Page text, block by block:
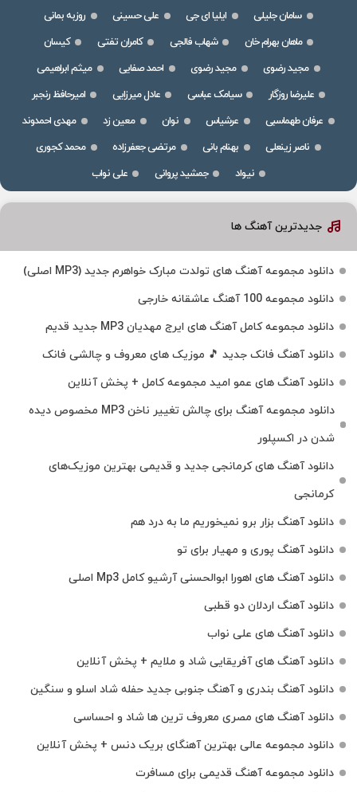
سامان جلیلی ایلیا ای جی علی حسینی
روزبه بمانی
ماهان بهرام خان
شهاب فالجی کامران تفتی
کیسان
مجید رضوی
مجید رضوی احمد صفایی
میثم ابراهیمی
علیرضا روزگار
سیامک عباسی عادل میرزایی
امیرحافظ رنجبر
عرفان طهماسبی
عرشیاس نوان معین زد
مهدی احمدوند
ناصر زینعلی
بهنام بانی مرتضی جعفرزاده
محمد کجوری
نیواد
جمشید پروانی علی نواب
جدیدترین آهنگ ها
دانلود مجموعه آهنگ های تولدت مبارک خواهرم جدید (MP3 اصلی)
دانلود مجموعه 100 آهنگ عاشقانه خارجی
دانلود مجموعه کامل آهنگ های ایرج مهدیان MP3 جدید قدیم
دانلود آهنگ فانک جدید 🎵 موزیک‌ های معروف و چالشی فانک
دانلود آهنگ های عمو امید مجموعه کامل + پخش آنلاین
دانلود مجموعه آهنگ برای چالش تغییر ناخن MP3 مخصوص دیده
شدن در اکسپلور
دانلود آهنگ‌ های کرمانجی جدید و قدیمی بهترین موزیک‌های
کرمانجی
دانلود آهنگ بزار برو نمیخوریم ما به درد هم
دانلود آهنگ پوری و مهیار برای تو
دانلود آهنگ های اهورا ابوالحسنی آرشیو کامل Mp3 اصلی
دانلود آهنگ اردلان دو قطبی
دانلود آهنگ های علی نواب
دانلود آهنگ های آفریقایی شاد و ملایم + پخش آنلاین
دانلود آهنگ بندری و آهنگ جنوبی جدید حفله شاد اسلو و سنگین
دانلود آهنگ های مصری معروف ترین ها شاد و احساسی
دانلود مجموعه عالی بهترین آهنگای بریک دنس + پخش آنلاین
دانلود مجموعه آهنگ قدیمی برای مسافرت